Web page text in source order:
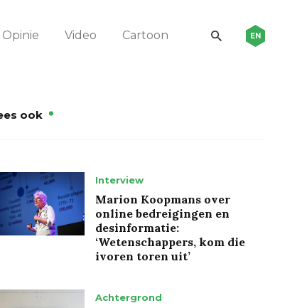
Video Cartoon EN
ook
Interview
Marion Koopmans over
online bedreigingen en
desinformatie:
‘Wetenschappers, kom die
ivoren toren uit’
Achtergrond